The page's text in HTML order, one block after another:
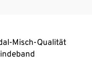
Misch-Qualität